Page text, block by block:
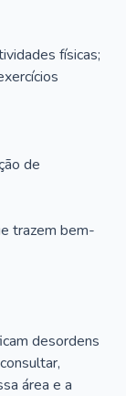
físicas;
de
trazem bem-
desordens
área e a